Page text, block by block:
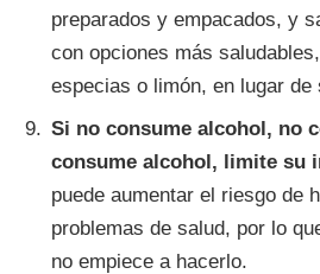
preparados y empacados, y
con opciones más
especias o limón, en lugar de
Si no consume alcohol, no
consume alcohol, limite su
puede aumentar el riesgo de
problemas de salud, por lo
no empiece a hacerlo.